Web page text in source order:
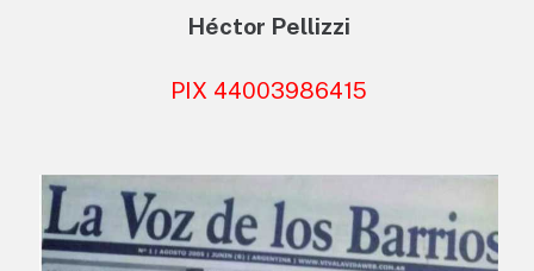
Héctor Pellizzi
PIX 44003986415